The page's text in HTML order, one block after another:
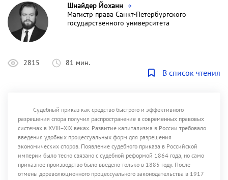
Шнайдер Йоханн
Магистр права Санкт-Петербургского
государственного университета
2815 81 мин.
В список чтения
Судебный приказ как средство быстрого и эффективного
разрешения спора получил распространение в современных правовых
системах в XVIII–XIX веках. Развитие капитализма в России требовало
введения удобных процессуальных форм для разрешения
экономических споров. Появление судебного приказа в Российской
империи было тесно связано с судебной реформой 1864 года, но само
приказное производство было введено только в 1885 году. После
отмены дореволюционного процессуального законодательства в 1917